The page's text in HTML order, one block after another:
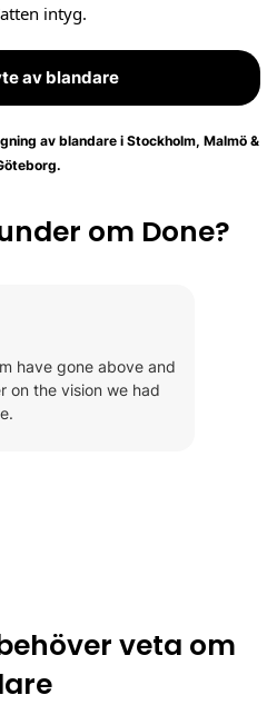
intyg.
av blandare
av blandare i Stockholm, Malmö &
om Done?
have gone above and
on the vision we had
veta om